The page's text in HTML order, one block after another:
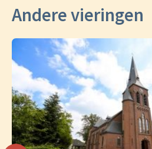
Andere vieringen